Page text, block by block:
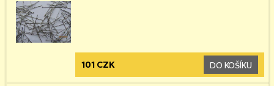
101 CZK DO KOŠÍKU